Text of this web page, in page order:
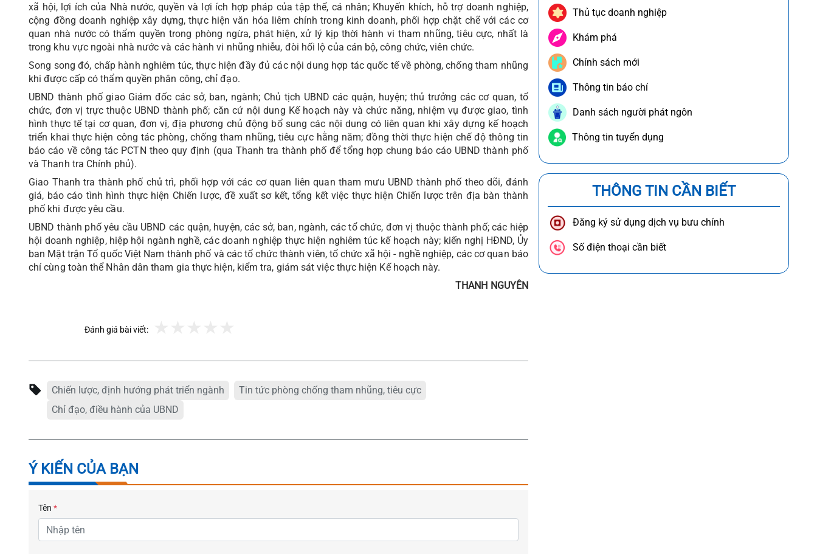
xã hội, lợi ích của Nhà nước, quyền và lợi ích hợp pháp của tập thể, cá nhân; Khuyến khích, hỗ trợ doanh nghiệp,
cộng đồng doanh nghiệp xây dựng, thực hiện văn hóa liêm chính trong kinh doanh, phối hợp chặt chẽ với các cơ
quan nhà nước có thẩm quyền trong phòng ngừa, phát hiện, xử lý kịp thời hành vi tham nhũng, tiêu cực, nhất là
trong khu vực ngoài nhà nước và các hành vi nhũng nhiễu, đòi hối lộ của cán bộ, công chức, viên chức.
Song song đó, chấp hành nghiêm túc, thực hiện đầy đủ các nội dung hợp tác quốc tế về phòng, chống tham nhũng
khi được cấp có thẩm quyền phân công, chỉ đạo.
UBND thành phố giao Giám đốc các sở, ban, ngành; Chủ tịch UBND các quận, huyện; thủ trưởng các cơ quan, tổ
chức, đơn vị trực thuộc UBND thành phố; căn cứ nội dung Kế hoạch này và chức năng, nhiệm vụ được giao, tình
hình thực tế tại cơ quan, đơn vị, địa phương chủ động bổ sung các nội dung có liên quan khi xây dựng kế hoạch
triển khai thực hiện công tác phòng, chống tham nhũng, tiêu cực hằng năm; đồng thời thực hiện chế độ thông tin
báo cáo về công tác PCTN theo quy định (qua Thanh tra thành phố để tổng hợp chung báo cáo UBND thành phố
và Thanh tra Chính phủ).
Giao Thanh tra thành phố chủ trì, phối hợp với các cơ quan liên quan tham mưu UBND thành phố theo dõi, đánh
giá, báo cáo tình hình thực hiện Chiến lược, đề xuất sơ kết, tổng kết việc thực hiện Chiến lược trên địa bàn thành
phố khi được yêu cầu.
UBND thành phố yêu cầu UBND các quận, huyện, các sở, ban, ngành, các tổ chức, đơn vị thuộc thành phố; các hiệp
hội doanh nghiệp, hiệp hội ngành nghề, các doanh nghiệp thực hiện nghiêm túc kế hoạch này; kiến nghị HĐND, Ủy
ban Mặt trận Tổ quốc Việt Nam thành phố và các tổ chức thành viên, tổ chức xã hội - nghề nghiệp, các cơ quan báo
chí cùng toàn thể Nhân dân tham gia thực hiện, kiểm tra, giám sát việc thực hiện Kế hoạch này.
THANH NGUYÊN
Đánh giá bài viết:
Chiến lược, định hướng phát triển ngành
Tin tức phòng chống tham nhũng, tiêu cực
Chỉ đạo, điều hành của UBND
Ý KIẾN CỦA BẠN
Tên *
Thủ tục doanh nghiệp
Khám phá
Chính sách mới
Thông tin báo chí
Danh sách người phát ngôn
Thông tin tuyển dụng
THÔNG TIN CẦN BIẾT
Đăng ký sử dụng dịch vụ bưu chính
Số điện thoại cần biết